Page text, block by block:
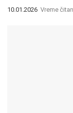
10.01.2026 Vreme